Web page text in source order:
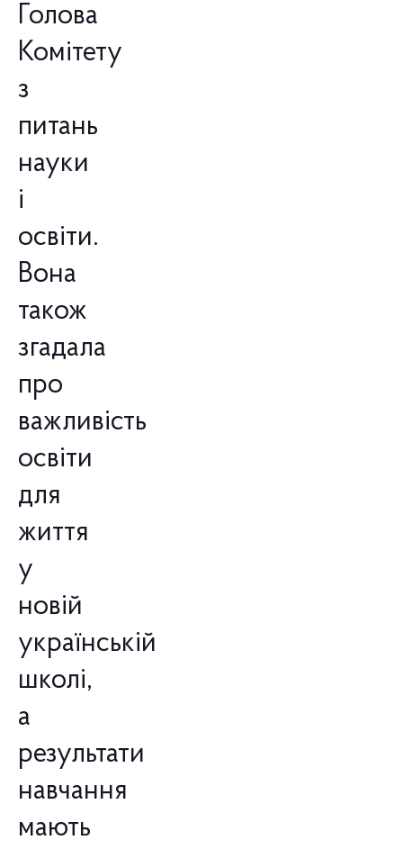
Голова
Комітету
з
питань
науки
і
освіти.
Вона
також
згадала
про
важливість
освіти
для
життя
у
новій
українській
школі,
а
результати
навчання
мають